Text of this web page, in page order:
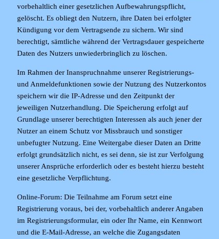
vorbehaltlich einer gesetzlichen Aufbewahrungspflicht,
gelöscht. Es obliegt den Nutzern, ihre Daten bei erfolgter
Kündigung vor dem Vertragsende zu sichern. Wir sind
berechtigt, sämtliche während der Vertragsdauer gespeicherte
Daten des Nutzers unwiederbringlich zu löschen.
Im Rahmen der Inanspruchnahme unserer Registrierungs-
und Anmeldefunktionen sowie der Nutzung des Nutzerkontos
speichern wir die IP-Adresse und den Zeitpunkt der
jeweiligen Nutzerhandlung. Die Speicherung erfolgt auf
Grundlage unserer berechtigten Interessen als auch jener der
Nutzer an einem Schutz vor Missbrauch und sonstiger
unbefugter Nutzung. Eine Weitergabe dieser Daten an Dritte
erfolgt grundsätzlich nicht, es sei denn, sie ist zur Verfolgung
unserer Ansprüche erforderlich oder es besteht hierzu besteht
eine gesetzliche Verpflichtung.
Online-Forum: Die Teilnahme am Forum setzt eine
Registrierung voraus, bei der, vorbehaltlich anderer Angaben
im Registrierungsformular, ein oder Ihr Name, ein Kennwort
und die E-Mail-Adresse, an welche die Zugangsdaten